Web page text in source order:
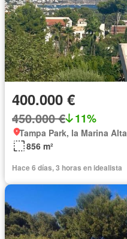
400.000 €
450.000 € 11%
Tampa Park, la Marina Alta
856 m²
Hace 6 días, 3 horas en idealista